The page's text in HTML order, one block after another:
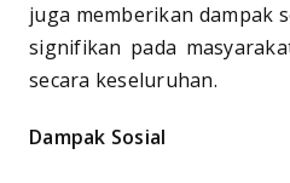
juga memberikan dampak
signifikan pada
secara keseluruhan.
Dampak Sosial